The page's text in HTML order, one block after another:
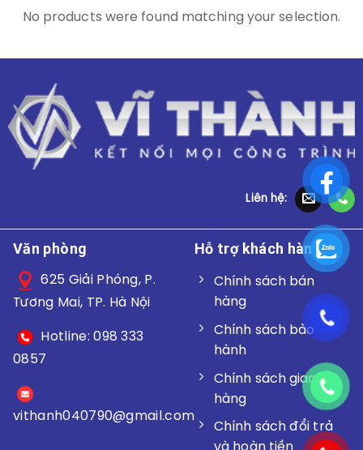
No products were found matching your selection.
Liên hệ:
Văn phòng
625 Giải Phóng, P.
Tương Mai, TP. Hà Nội
Hotline: 098 333
0857
vithanh040790@gmail.com
Hỗ trợ khách hàng
Chính sách bán
hàng
Chính sách bảo
hành
Chính sách giao
hàng
Chính sách đổi trả